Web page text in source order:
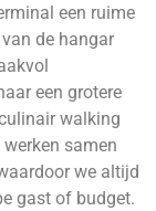
een ruime
de hangar
een grotere
walking
samen
we altijd
gast of budget.